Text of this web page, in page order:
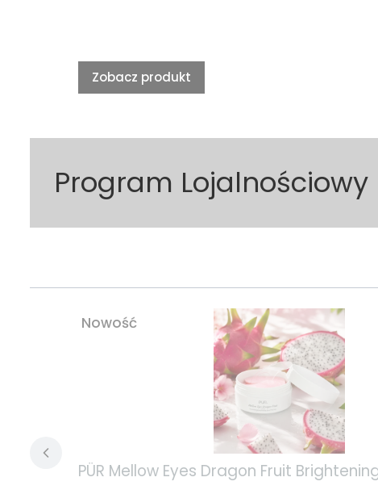
Zobacz produkt
Program Lojalnościowy
Nowość
PÜR Mellow Eyes Dragon Fruit